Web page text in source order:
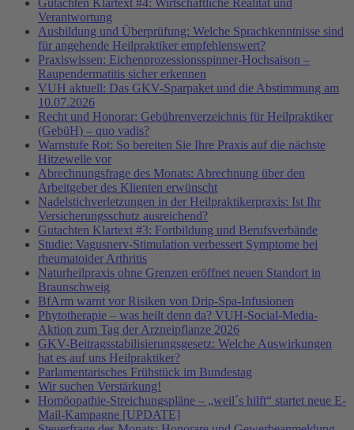
Gutachten Klartext #4: Wirtschaftliche Realität und
Verantwortung
Ausbildung und Überprüfung: Welche Sprachkenntnisse sind
für angehende Heilpraktiker empfehlenswert?
Praxiswissen: Eichenprozessionsspinner-Hochsaison –
Raupendermatitis sicher erkennen
VUH aktuell: Das GKV-Sparpaket und die Abstimmung am
10.07.2026
Recht und Honorar: Gebührenverzeichnis für Heilpraktiker
(GebüH) – quo vadis?
Warnstufe Rot: So bereiten Sie Ihre Praxis auf die nächste
Hitzewelle vor
Abrechnungsfrage des Monats: Abrechnung über den
Arbeitgeber des Klienten erwünscht
Nadelstichverletzungen in der Heilpraktikerpraxis: Ist Ihr
Versicherungsschutz ausreichend?
Gutachten Klartext #3: Fortbildung und Berufsverbände
Studie: Vagusnerv-Stimulation verbessert Symptome bei
rheumatoider Arthritis
Naturheilpraxis ohne Grenzen eröffnet neuen Standort in
Braunschweig
BfArm warnt vor Risiken von Drip-Spa-Infusionen
Phytotherapie – was heilt denn da? VUH-Social-Media-
Aktion zum Tag der Arzneipflanze 2026
GKV-Beitragsstabilisierungsgesetz: Welche Auswirkungen
hat es auf uns Heilpraktiker?
Parlamentarisches Frühstück im Bundestag
Wir suchen Verstärkung!
Homöopathie-Streichungspläne – „weil´s hilft“ startet neue E-
Mail-Kampagne [UPDATE]